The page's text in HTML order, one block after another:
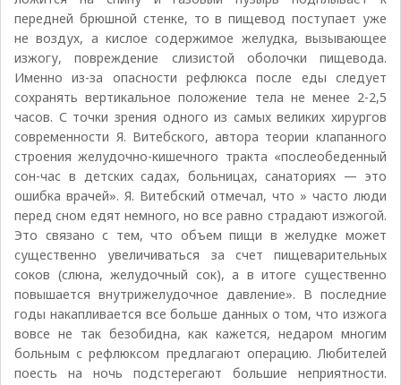
передней брюшной стенке, то в пищевод поступает уже
не воздух, а кислое содержимое желудка, вызывающее
изжогу, повреждение слизистой оболочки пищевода.
Именно из-за опасности рефлюкса после еды следует
сохранять вертикальное положение тела не менее 2-2,5
часов. С точки зрения одного из самых великих хирургов
современности Я. Витебского, автора теории клапанного
строения желудочно-кишечного тракта «послеобеденный
сон-час в детских садах, больницах, санаториях — это
ошибка врачей». Я. Витебский отмечал, что » часто люди
перед сном едят немного, но все равно страдают изжогой.
Это связано с тем, что объем пищи в желудке может
существенно увеличиваться за счет пищеварительных
соков (слюна, желудочный сок), а в итоге существенно
повышается внутрижелудочное давление». В последние
годы накапливается все больше данных о том, что изжога
вовсе не так безобидна, как кажется, недаром многим
больным с рефлюксом предлагают операцию. Любителей
поесть на ночь подстерегают большие неприятности.